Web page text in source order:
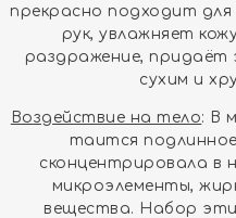
прекрасно подходит для
рук, увлажняет
раздражение, придаёт
сухим и
Воздействие на тело: В
таится
сконцентрировала в
микроэлементы,
вещества. Набор